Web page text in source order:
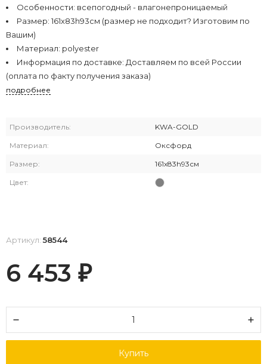
Особенности: всепогодный - влагонепроницаемый
Размер: 161х83h93см (размер не подходит? Изготовим по
Вашим)
Материал: polyester
Информация по доставке: Доставляем по всей России
(оплата по факту получения заказа)
подробнее
Производитель: KWA-GOLD
Материал: Оксфорд
Размер: 161х83h93см
Цвет:
Артикул: 58544
6 453 ₽
Купить